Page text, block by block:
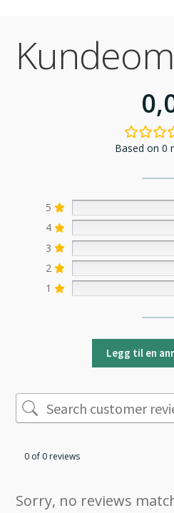
Based on 0
5
4
3
2
1
Legg til en
0 of 0 reviews
Sorry, no reviews